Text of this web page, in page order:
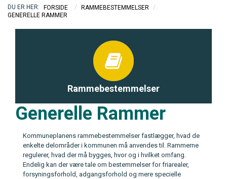
FORSIDE / RAMMEBESTEMMELSER
/
GENERELLE RAMMER
Rammebestemmelser
Generelle Rammer
Kommuneplanens rammebestemmelser fastlægger, hvad de
enkelte delområder i kommunen må anvendes til. Rammerne
regulerer, hvad der må bygges, hvor og i hvilket omfang.
Endelig kan der være tale om bestemmelser for friarealer,
forsyningsforhold, adgangsforhold og mere specielle